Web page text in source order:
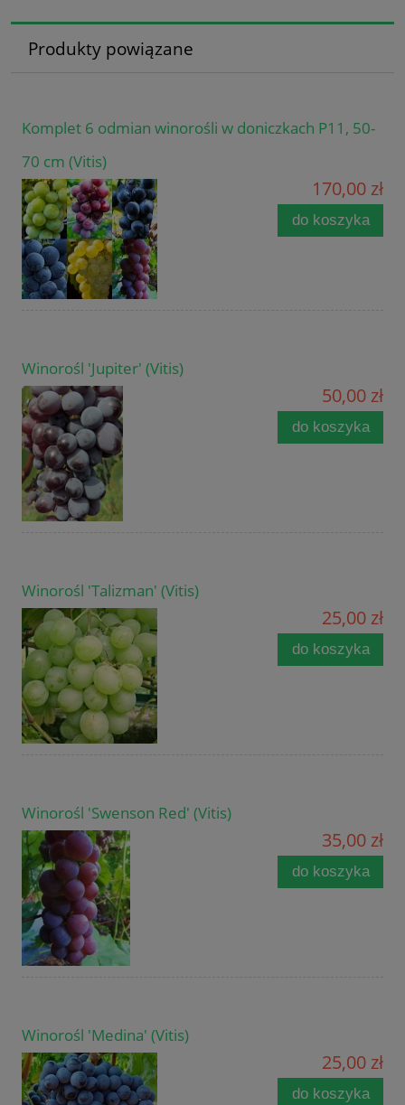
Produkty powiązane
Komplet 6 odmian winorośli w doniczkach P11, 50-
70 cm (Vitis)
170,00 zł
do koszyka
Winorośl 'Jupiter' (Vitis)
50,00 zł
do koszyka
Winorośl 'Talizman' (Vitis)
25,00 zł
do koszyka
Winorośl 'Swenson Red' (Vitis)
35,00 zł
do koszyka
Winorośl 'Medina' (Vitis)
25,00 zł
do koszyka